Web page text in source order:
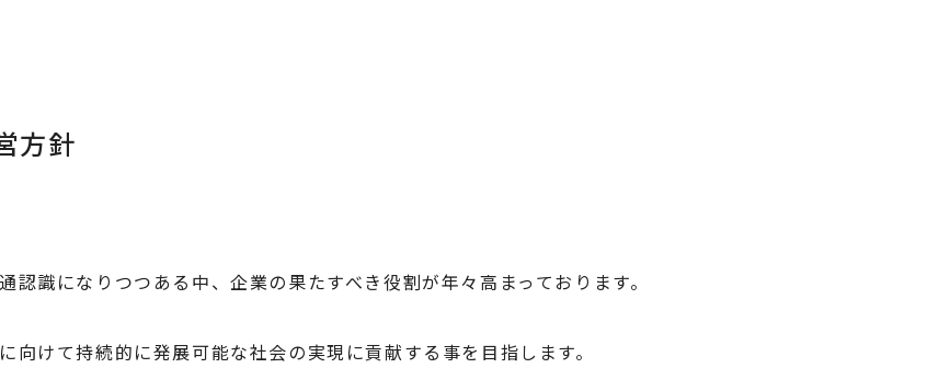
方針
認識になりつつある中、企業の果たすべき役割が年々高まっております。
向けて持続的に発展可能な社会の実現に貢献する事を目指します。